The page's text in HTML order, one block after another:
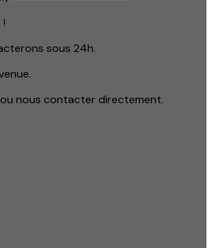
sous 24h.
nous contacter directement.